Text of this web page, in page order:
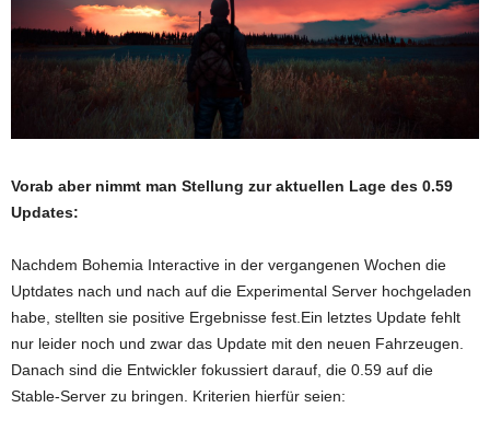
Vorab aber nimmt man Stellung zur aktuellen Lage des 0.59
Updates:
Nachdem Bohemia Interactive in der vergangenen Wochen die
Uptdates nach und nach auf die Experimental Server hochgeladen
habe, stellten sie positive Ergebnisse fest.Ein letztes Update fehlt
nur leider noch und zwar das Update mit den neuen Fahrzeugen.
Danach sind die Entwickler fokussiert darauf, die 0.59 auf die
Stable-Server zu bringen. Kriterien hierfür seien: